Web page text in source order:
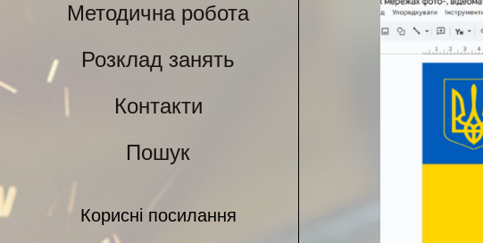
Методична робота
Розклад занять
Контакти
Пошук
Корисні посилання